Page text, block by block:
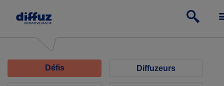
Défis Diffuzeurs